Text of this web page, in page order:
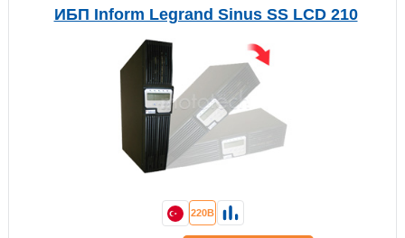
ИБП Inform Legrand Sinus SS LCD 210
220В